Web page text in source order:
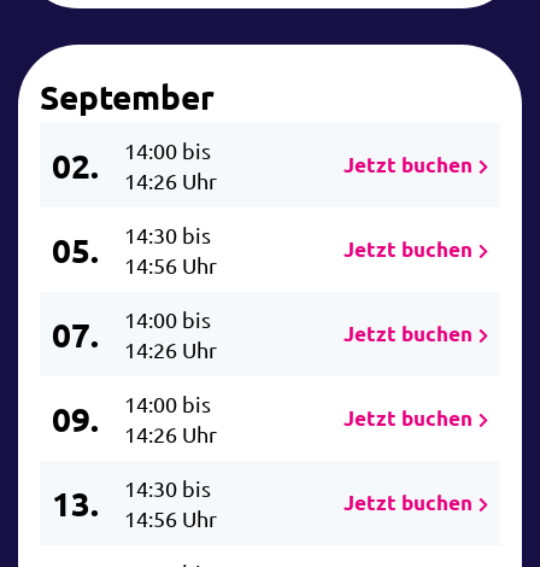
September
02.
14:00 bis
14:26 Uhr
Jetzt buchen
05.
14:30 bis
14:56 Uhr
Jetzt buchen
07.
14:00 bis
14:26 Uhr
Jetzt buchen
09.
14:00 bis
14:26 Uhr
Jetzt buchen
13.
14:30 bis
14:56 Uhr
Jetzt buchen